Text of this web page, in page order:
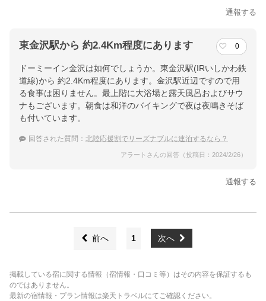
通報する
東金沢駅から 約2.4Km程度にあります 0
ドーミーイン金沢は如何でしょうか。東金沢駅(IRいしかわ鉄
道線)から 約2.4Km程度にあります。金沢駅近辺ですので用
る食事は困りません。最上階に大浴場と露天風呂およびサウ
ナもございます。朝食は和洋のバイキングで夜は夜鳴きそば
も付いています。
回答された質問： 北陸応援割でリーズナブルに連泊するなら？
アラートさんの回答（投稿日：2024/2/26）
通報する
前へ 1 次へ
掲載している宿に関する情報（宿情報・口コミ等）はその内容を保証するも
のではありません。
最新の宿情報・プラン情報は楽天トラベルにてご確認ください。